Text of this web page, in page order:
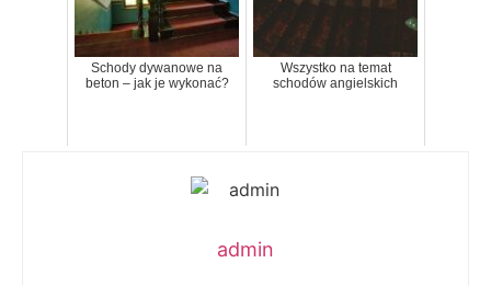
Schody dywanowe na
beton – jak je wykonać?
Wszystko na temat
schodów angielskich
admin